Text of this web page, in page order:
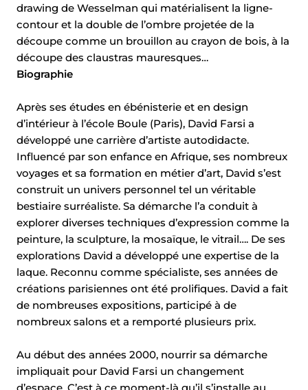
drawing de Wesselman qui matérialisent la ligne-
contour et la double de l’ombre projetée de la
découpe comme un brouillon au crayon de bois, à la
découpe des claustras mauresques…
Biographie
Après ses études en ébénisterie et en design
d’intérieur à l’école Boule (Paris), David Farsi a
développé une carrière d’artiste autodidacte.
Influencé par son enfance en Afrique, ses nombreux
voyages et sa formation en métier d’art, David s’est
construit un univers personnel tel un véritable
bestiaire surréaliste. Sa démarche l’a conduit à
explorer diverses techniques d’expression comme la
peinture, la sculpture, la mosaïque, le vitrail…. De ses
explorations David a développé une expertise de la
laque. Reconnu comme spécialiste, ses années de
créations parisiennes ont été prolifiques. David a fait
de nombreuses expositions, participé à de
nombreux salons et a remporté plusieurs prix.
Au début des années 2000, nourrir sa démarche
impliquait pour David Farsi un changement
Partager
Facebook X
LinkedIn
LIEN DE LA PAGE
https://mariusb.ca/exhibition/decode-a-dessein/
Copier le lien